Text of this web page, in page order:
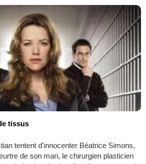
tissus
tentent d'innocenter Béatrice Simons,
de son mari, le chirurgien plasticien